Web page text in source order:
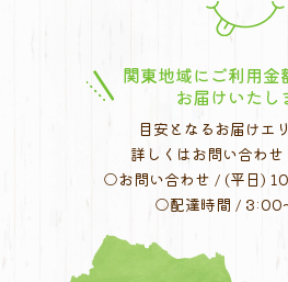
関東地域にご利用金
お届けいたし
目安となるお届けエ
詳しくはお問い合わせ
○お問い合わせ / (平日)
○配達時間 /